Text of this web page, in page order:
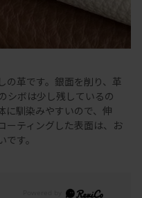
の革です。銀面を削り、革
シボは少し残しているの
に馴染みやすいので、伸
ーティングした表面は、お
す。